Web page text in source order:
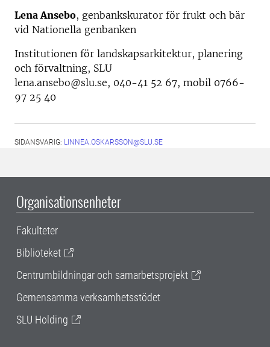
Lena Ansebo, genbankskurator för frukt och bär
vid Nationella genbanken
Institutionen för landskapsarkitektur, planering
och förvaltning, SLU
lena.ansebo@slu.se, 040-41 52 67, mobil 0766-
97 25 40
SIDANSVARIG: LINNEA.OSKARSSON@SLU.SE
Organisationsenheter
Fakulteter
Biblioteket
Centrumbildningar och samarbetsprojekt
Gemensamma verksamhetsstödet
SLU Holding